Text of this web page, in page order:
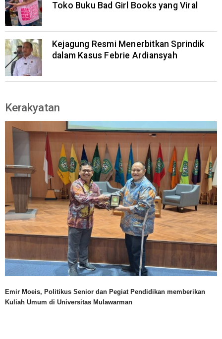
Toko Buku Bad Girl Books yang Viral
Kejagung Resmi Menerbitkan Sprindik
dalam Kasus Febrie Ardiansyah
Kerakyatan
Emir Moeis, Politikus Senior dan Pegiat Pendidikan memberikan
Kuliah Umum di Universitas Mulawarman